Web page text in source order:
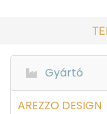
Gyártó
AREZZO DESIGN